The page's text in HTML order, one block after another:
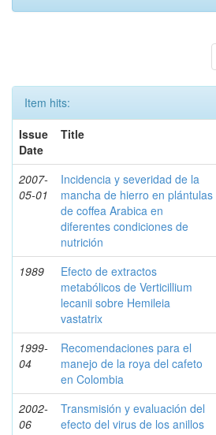
Item hits:
Issue
Date
Title
2007-
05-01
Incidencia y severidad de la
mancha de hierro en plántulas
de coffea Arabica en
diferentes condiciones de
nutrición
1989
Efecto de extractos
metabólicos de Verticillium
lecanii sobre Hemileia
vastatrix
1999-
04
Recomendaciones para el
manejo de la roya del cafeto
en Colombia
2002-
06
Transmisión y evaluación del
efecto del virus de los anillos